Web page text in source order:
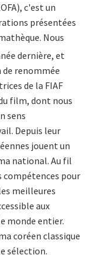
c'est un
présentées
Nous
dernière, et
renommée
de la FIAF
film, dont nous
sens
Depuis leur
jouent un
national. Au fil
compétences pour
meilleures
aux
monde entier.
coréen classique
sélection.